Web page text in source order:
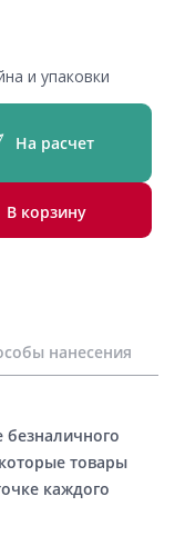
и упаковки
На расчет
В корзину
нанесения
товары
каждого